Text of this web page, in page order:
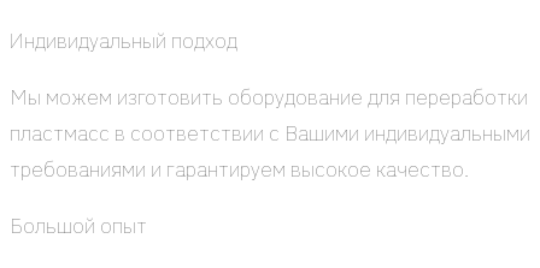
Инди­ви­ду­аль­ный под­ход
Мы можем изго­то­вить обо­ру­до­ва­ние для пере­ра­бот­ки
пласт­масс в соот­вет­ствии с Ваши­ми инди­ви­ду­аль­ны­ми
тре­бо­ва­ни­я­ми и гаран­ти­ру­ем высо­кое каче­ство.
Боль­шой опыт